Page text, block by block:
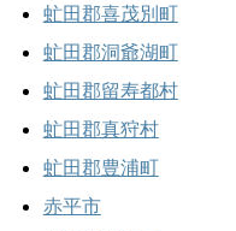
虻田郡喜茂別町
虻田郡洞爺湖町
虻田郡留寿都村
虻田郡真狩村
虻田郡豊浦町
赤平市